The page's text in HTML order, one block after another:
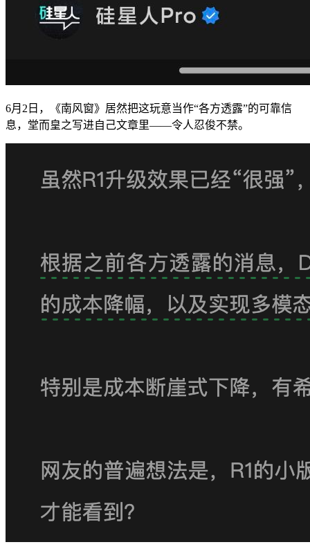
6月2日，《南风窗》居然把这玩意当作“各方透露”的可靠信
息，堂而皇之写进自己文章里——令人忍俊不禁。